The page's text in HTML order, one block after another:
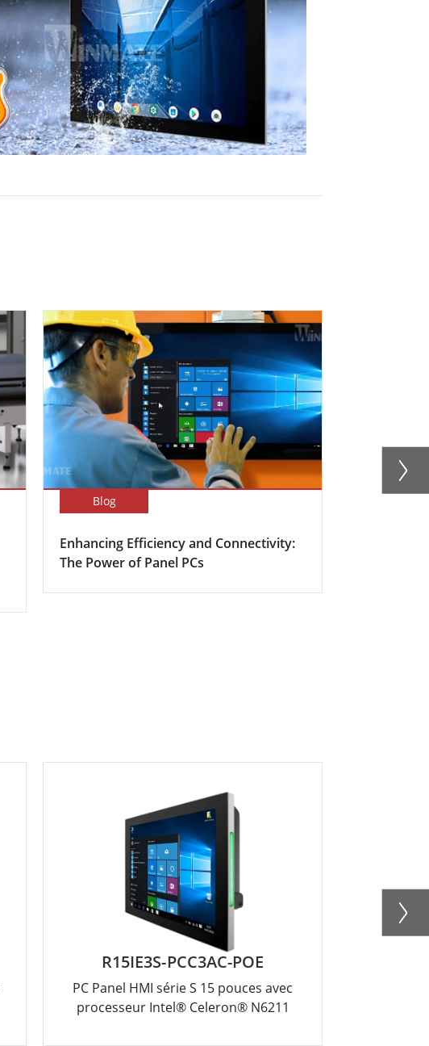
Blog
Enhancing Efficiency and Connectivity:
The Power of Panel PCs
R15IE3S-PCC3AC-POE
PC Panel HMI série S 15 pouces avec
processeur Intel® Celeron® N6211